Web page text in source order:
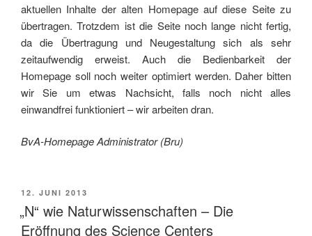
aktuellen Inhalte der alten Homepage auf diese Seite zu
übertragen. Trotzdem ist die Seite noch lange nicht fertig,
da die Übertragung und Neugestaltung sich als sehr
zeitaufwendig erweist. Auch die Bedienbarkeit der
Homepage soll noch weiter optimiert werden. Daher bitten
wir Sie um etwas Nachsicht, falls noch nicht alles
einwandfrei funktioniert – wir arbeiten dran.
BvA-Homepage Administrator (Bru)
VERÖFFENTLICHT
AM
12. JUNI 2013
„N“ wie Naturwissenschaften – Die
Eröffnung des Science Centers